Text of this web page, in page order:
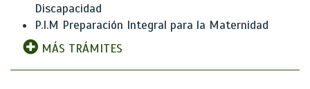
Discapacidad
P.I.M Preparación Integral para la Maternidad
MÁS TRÁMITES